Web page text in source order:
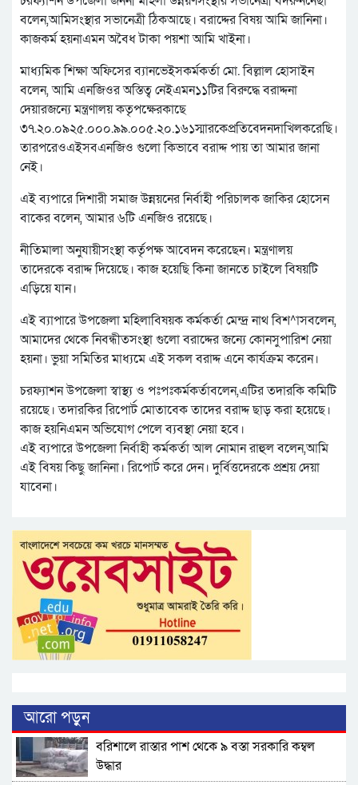
বলেন,আমিসংস্থার সভানেত্রী ঠিকআছে। বরাদ্দের বিষয় আমি জানিনা।
কাজকর্ম হয়নাএমন অবৈধ টাকা পয়শা আমি খাইনা।
মাধ্যমিক শিক্ষা অফিসের ব্যানভেইসকর্মকর্তা মো. বিল্লাল হোসাইন
বলেন, আমি এনজিওর অস্তিত্ব নেইএমন১১টির বিরুদ্ধে বরাদ্দনা
দেয়ারজন্যে মন্ত্রণালয় কতৃপক্ষেরকাছে
৩৭.২০.০৯২৫.০০০.৯৯.০০৫.২০.১৬১স্মারকেপ্রতিবেদনদাখিলকরেছি।
তারপরেওএইসবএনজিও গুলো কিভাবে বরাদ্দ পায় তা আমার জানা
নেই।
এই ব্যপারে দিশারী সমাজ উন্নয়নের নির্বাহী পরিচালক জাকির হোসেন
বাকের বলেন, আমার ৬টি এনজিও রয়েছে।
নীতিমালা অনুযায়ীসংস্থা কর্তৃপক্ষ আবেদন করেছেন। মন্ত্রণালয়
তাদেরকে বরাদ্দ দিয়েছে। কাজ হয়েছি কিনা জানতে চাইলে বিষয়টি
এড়িয়ে যান।
এই ব্যাপারে উপজেলা মহিলাবিষয়ক কর্মকর্তা মেন্দ্র নাথ বিশ^াসবলেন,
আমাদের থেকে নিবন্ধীতসংস্থা গুলো বরাদ্দের জন্যে কোনসুপারিশ নেয়া
হয়না। ভুয়া সমিতির মাধ্যমে এই সকল বরাদ্দ এনে কার্যক্রম করেন।
চরফ্যাশন উপজেলা স্বাস্থ্য ও পঃপঃকর্মকর্তাবলেন,এটির তদারকি কমিটি
রয়েছে। তদারকির রিপোর্ট মোতাবেক তাদের বরাদ্দ ছাড় করা হয়েছে।
কাজ হয়নিএমন অভিযোগ পেলে ব্যবস্থা নেয়া হবে।
এই ব্যপারে উপজেলা নির্বাহী কর্মকর্তা আল নোমান রাহুল বলেন,আমি
এই বিষয় কিছু জানিনা। রিপোর্ট করে দেন। দুর্বিত্তদেরকে প্রশ্রয় দেয়া
যাবেনা।
আরো পড়ুন
বরিশালে রাস্তার পাশ থেকে ৯ বস্তা সরকারি কম্বল
উদ্ধার